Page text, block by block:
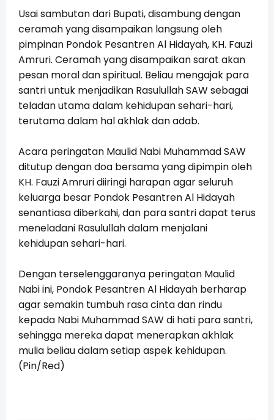
Usai sambutan dari Bupati, disambung dengan
ceramah yang disampaikan langsung oleh
pimpinan Pondok Pesantren Al Hidayah, KH. Fauzi
Amruri. Ceramah yang disampaikan sarat akan
pesan moral dan spiritual. Beliau mengajak para
santri untuk menjadikan Rasulullah SAW sebagai
teladan utama dalam kehidupan sehari-hari,
terutama dalam hal akhlak dan adab.
Acara peringatan Maulid Nabi Muhammad SAW
ditutup dengan doa bersama yang dipimpin oleh
KH. Fauzi Amruri diiringi harapan agar seluruh
keluarga besar Pondok Pesantren Al Hidayah
senantiasa diberkahi, dan para santri dapat terus
meneladani Rasulullah dalam menjalani
kehidupan sehari-hari.
Dengan terselenggaranya peringatan Maulid
Nabi ini, Pondok Pesantren Al Hidayah berharap
agar semakin tumbuh rasa cinta dan rindu
kepada Nabi Muhammad SAW di hati para santri,
sehingga mereka dapat menerapkan akhlak
mulia beliau dalam setiap aspek kehidupan.
(Pin/Red)